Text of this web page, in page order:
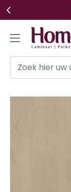
Ga
naar
Homefurn